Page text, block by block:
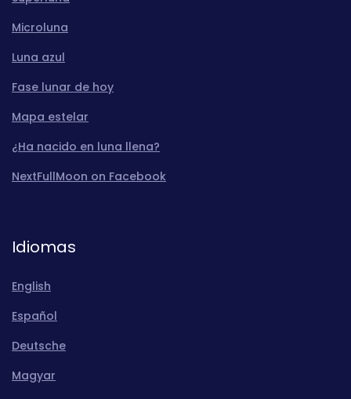
Microluna
Luna azul
Fase lunar de hoy
Mapa estelar
¿Ha nacido en luna llena?
NextFullMoon on Facebook
Idiomas
English
Español
Deutsche
Magyar